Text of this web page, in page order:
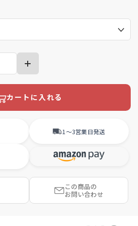
カートに入れる
1〜3営業日発送
この商品の
お問い合わせ